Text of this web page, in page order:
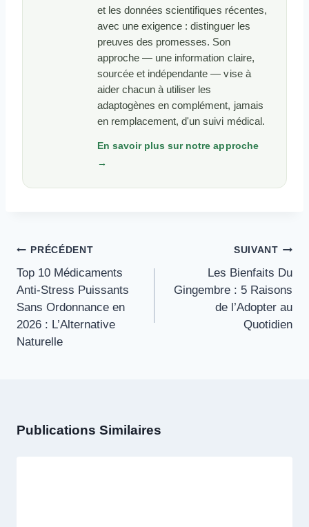
et les données scientifiques récentes,
avec une exigence : distinguer les
preuves des promesses. Son
approche — une information claire,
sourcée et indépendante — vise à
aider chacun à utiliser les
adaptogènes en complément, jamais
en remplacement, d'un suivi médical.
En savoir plus sur notre approche
→
Navigation
De
L’article
PRÉCÉDENT
Top 10 Médicaments
Anti-Stress Puissants
Sans Ordonnance en
2026 : L’Alternative
Naturelle
SUIVANT
Les Bienfaits Du
Gingembre : 5 Raisons
de l’Adopter au
Quotidien
Publications Similaires